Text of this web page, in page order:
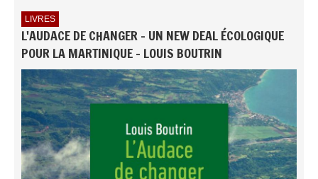
LIVRES
L'AUDACE DE CHANGER - UN NEW DEAL ÉCOLOGIQUE
POUR LA MARTINIQUE - LOUIS BOUTRIN